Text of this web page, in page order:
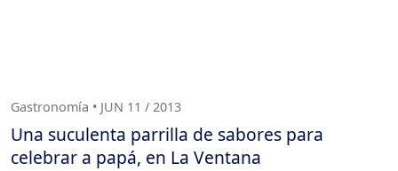
Gastronomía • JUN 11 / 2013
Una suculenta parrilla de sabores para
celebrar a papá, en La Ventana